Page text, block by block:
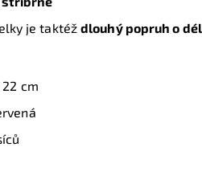
je taktéždlouhý popruh o
cm